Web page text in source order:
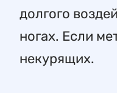
долгого
ногах. Если
некурящих.